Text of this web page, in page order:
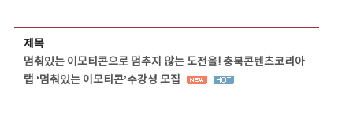
제목
멈춰있는 이모티콘으로 멈추지 않는 도전을! 충북콘텐츠코리아
랩 ‘멈춰있는 이모티콘’수강생 모집